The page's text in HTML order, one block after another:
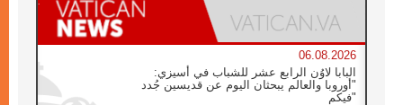
06.08.2026
البابا لاوُن الرابع عشر للشباب في أسيزي:
"أوروبا والعالم يبحثان اليوم عن قديسين جُدد
فيكم"